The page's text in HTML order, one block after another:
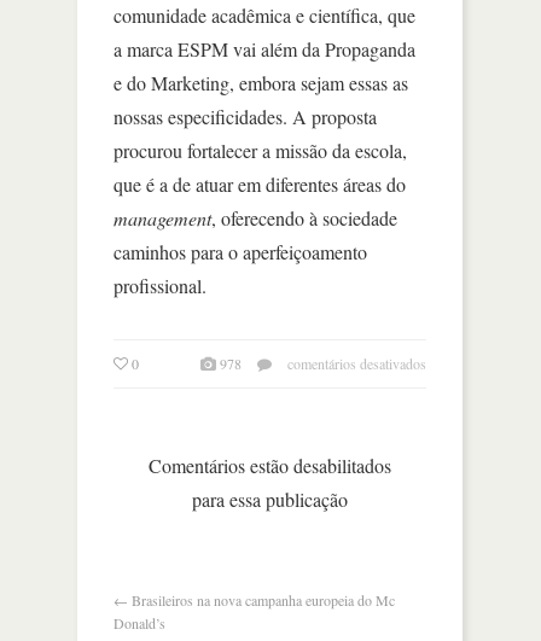
comunidade acadêmica e científica, que
a marca ESPM vai além da Propaganda
e do Marketing, embora sejam essas as
nossas especificidades. A proposta
procurou fortalecer a missão da escola,
que é a de atuar em diferentes áreas do
management, oferecendo à sociedade
caminhos para o aperfeiçoamento
profissional.
0 978 comentários desativados
Comentários estão desabilitados
para essa publicação
← Brasileiros na nova campanha europeia do Mc
Donald’s